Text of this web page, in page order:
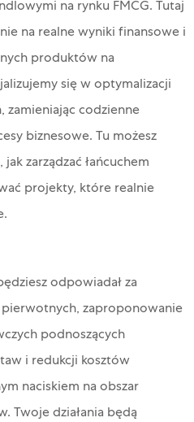
na rynku FMCG. Tutaj
na realne wyniki finansowe i
produktów na
się w optymalizacji
zamieniając codzienne
biznesowe. Tu możesz
zarządzać łańcuchem
projekty, które realnie
odpowiadał za
zaproponowanie
podnoszących
i redukcji kosztów
naciskiem na obszar
Twoje działania będą